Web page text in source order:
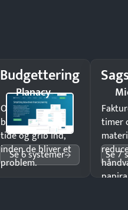
Budgettering
Planacy
Opdag
budgetafvigelser i
tide og grib ind,
inden de bliver et
problem.
Se 6 systemer
timer
Se 7